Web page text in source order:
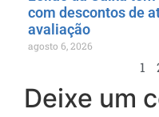
com descontos de
avaliação
agosto 6, 2026
1
Deixe um